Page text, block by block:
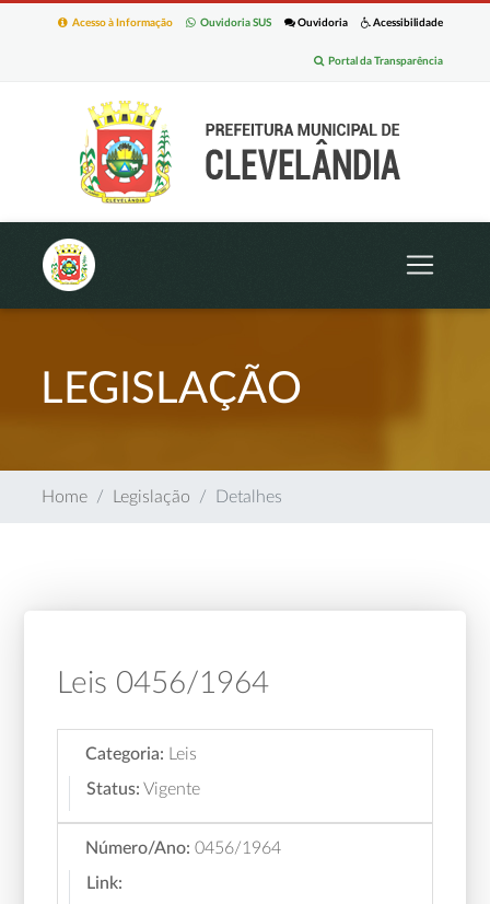
Acessibilidade
Ouvidoria
Ouvidoria SUS
Acesso à Informação
Portal da Transparência
LEGISLAÇÃO
Home Legislação Detalhes
Leis 0456/1964
Categoria:
Leis
Status: Vigente
Número/Ano: 0456/1964
Link: